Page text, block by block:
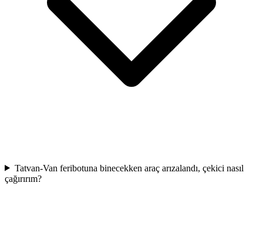
Tatvan-Van feribotuna binecekken araç arızalandı, çekici nasıl
çağırırım?